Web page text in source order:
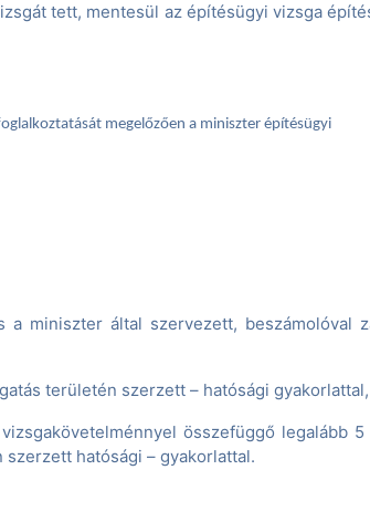
tett, mentesül az építésügyi vizsga
megelőzően a miniszter építésügyi
miniszter által szervezett, beszámolóval
területén szerzett – hatósági gyakorlattal,
összefüggő legalább 5
hatósági – gyakorlattal.